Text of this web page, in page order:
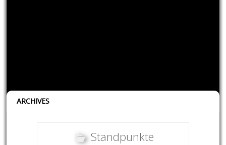
ARCHIVES
Standpunkte